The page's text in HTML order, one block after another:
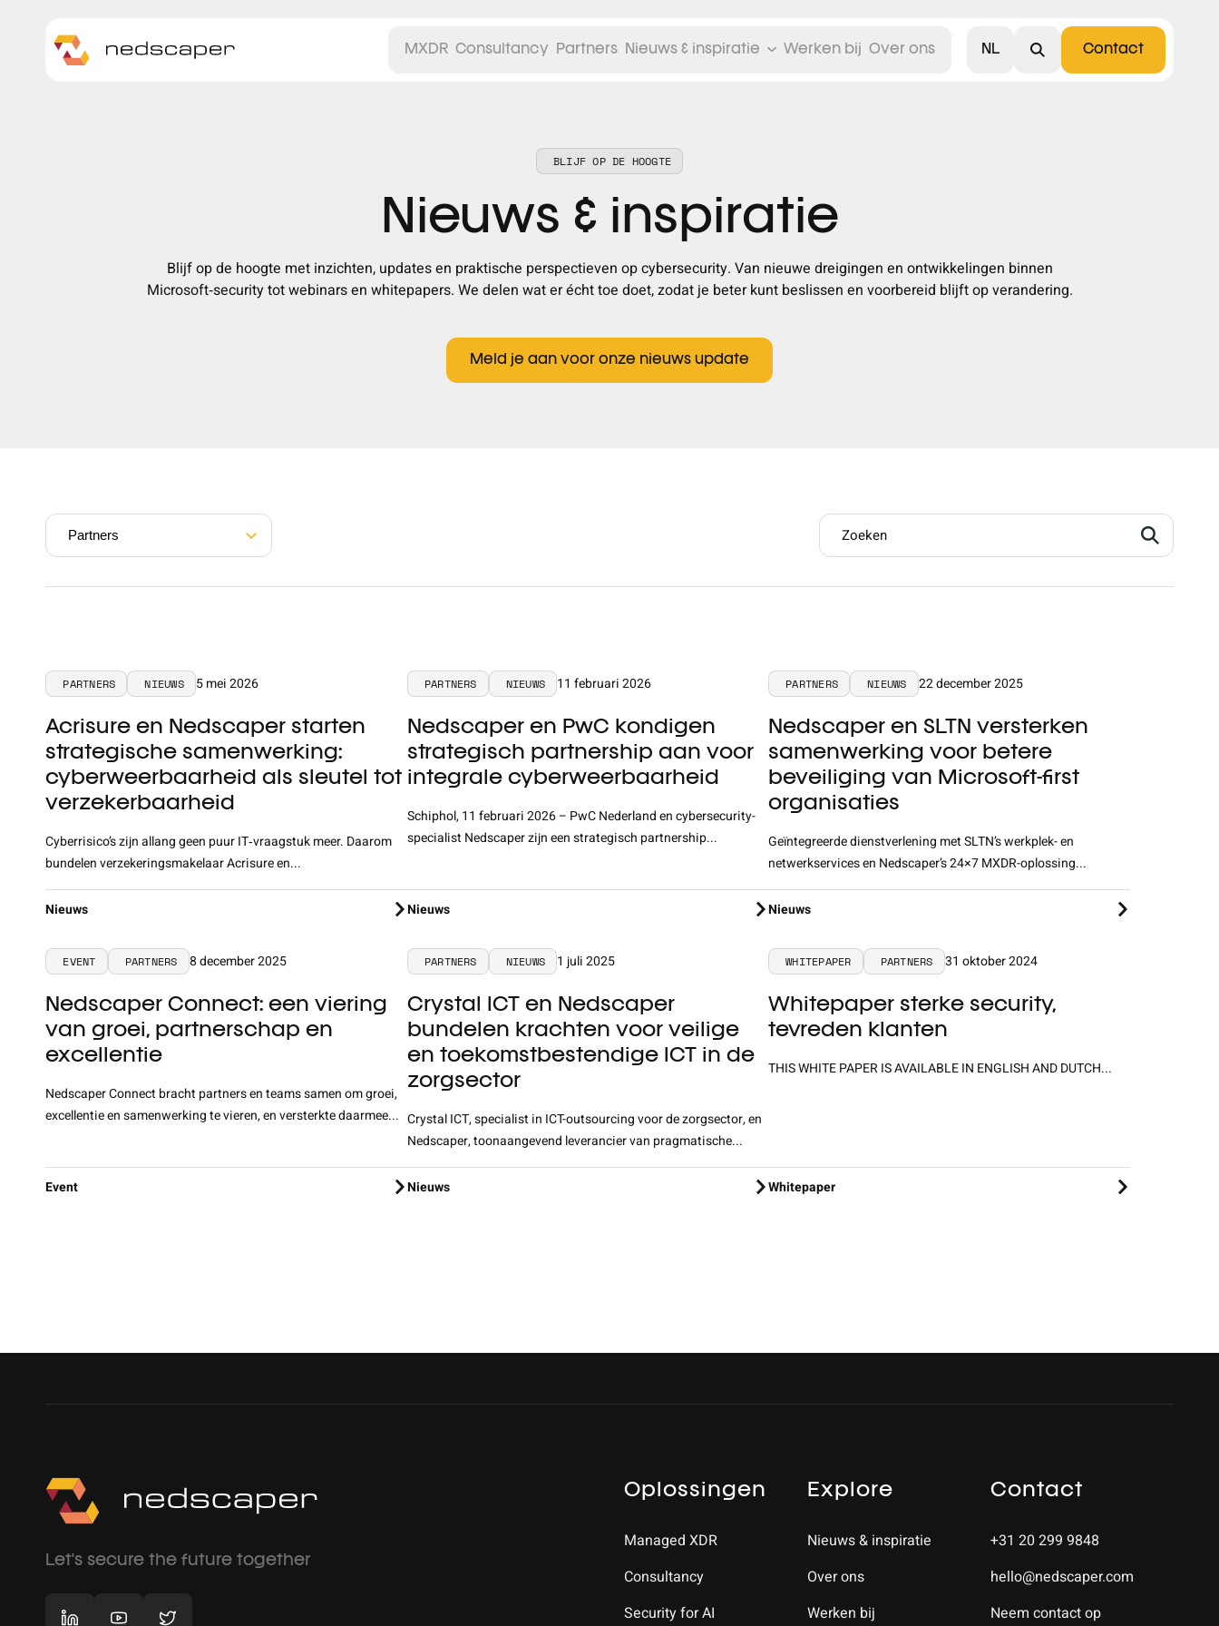
MXDR Consultancy Partners Nieuws & inspiratie Werken bij Over ons NL Contact
BLIJF OP DE HOOGTE
Nieuws & inspiratie
Blijf op de hoogte met inzichten, updates en praktische perspectieven op cybersecurity. Van nieuwe dreigingen en ontwikkelingen binnen
Microsoft‑security tot webinars en whitepapers. We delen wat er écht toe doet, zodat je beter kunt beslissen en voorbereid blijft op verandering.
Meld je aan voor onze nieuws update
Partners
PARTNERS NIEUWS 5 mei 2026
Acrisure en Nedscaper starten
strategische samenwerking:
cyberweerbaarheid als sleutel tot
verzekerbaarheid
Cyberrisico’s zijn allang geen puur IT‑vraagstuk meer. Daarom
bundelen verzekeringsmakelaar Acrisure en...
Nieuws
PARTNERS NIEUWS 11 februari 2026
Nedscaper en PwC kondigen
strategisch partnership aan voor
integrale cyberweerbaarheid
Schiphol, 11 februari 2026 – PwC Nederland en cybersecurity-
specialist Nedscaper zijn een strategisch partnership...
Nieuws
PARTNERS NIEUWS 22 december 2025
Nedscaper en SLTN versterken
samenwerking voor betere
beveiliging van Microsoft-first
organisaties
Geïntegreerde dienstverlening met SLTN’s werkplek- en
netwerkservices en Nedscaper’s 24×7 MXDR-oplossing...
Nieuws
EVENT PARTNERS 8 december 2025
Nedscaper Connect: een viering
van groei, partnerschap en
excellentie
Nedscaper Connect bracht partners en teams samen om groei,
excellentie en samenwerking te vieren, en versterkte daarmee...
Event
PARTNERS NIEUWS 1 juli 2025
Crystal ICT en Nedscaper
bundelen krachten voor veilige
en toekomstbestendige ICT in de
zorgsector
Crystal ICT, specialist in ICT-outsourcing voor de zorgsector, en
Nedscaper, toonaangevend leverancier van pragmatische...
Nieuws
WHITEPAPER PARTNERS 31 oktober 2024
Whitepaper sterke security,
tevreden klanten
THIS WHITE PAPER IS AVAILABLE IN ENGLISH AND DUTCH...
Whitepaper
Let's secure the future together
Oplossingen
Managed XDR
Consultancy
Security for AI
Explore
Nieuws & inspiratie
Over ons
Werken bij
Contact
+31 20 299 9848
hello@nedscaper.com
Neem contact op